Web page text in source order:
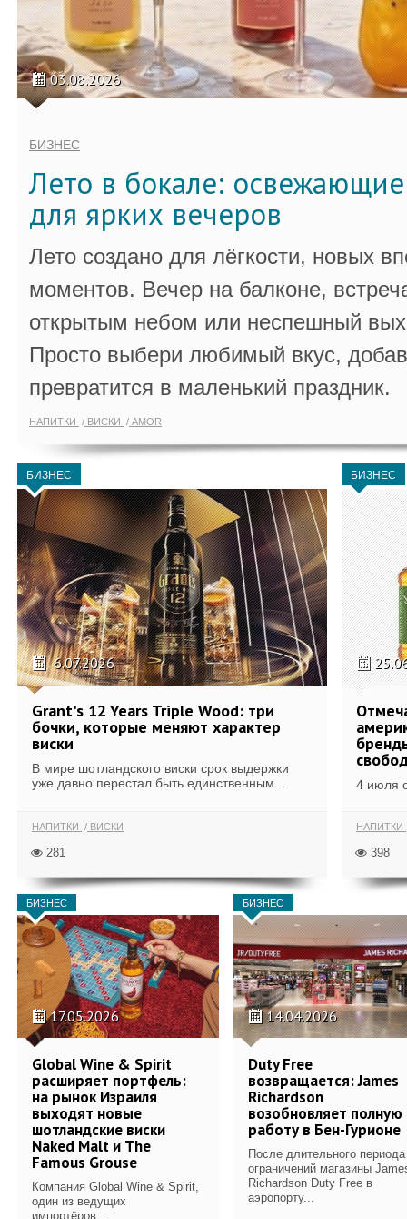
03.08.2026
БИЗНЕС
Лето в бокале:
для ярких вечеров
Лето создано для лёгкости, новых
моментов. Вечер на балконе,
открытым небом или неспешный
Просто выбери любимый вкус,
превратится в маленький праздник.
НАПИТКИ ВИСКИ AMOR
БИЗНЕС
6.07.2026
Grant's 12 Years Triple Wood: три
бочки, которые меняют характер
виски
В мире шотландского виски срок выдержки
уже давно перестал быть единственным...
НАПИТКИ ВИСКИ
281
БИЗНЕС
4 июля
НАПИТКИ
398
БИЗНЕС
17.05.2026
Global Wine & Spirit
расширяет портфель:
на рынок Израиля
выходят новые
шотландские виски
Naked Malt и The
Famous Grouse
Компания Global Wine & Spirit,
один из ведущих
импортёров...
БИЗНЕС
14.04.2026
Duty Free
возвращается: James
Richardson
возобновляет полную
работу в Бен-Гурионе
После длительного периода
ограничений магазины
Richardson Duty Free в
аэропорту...